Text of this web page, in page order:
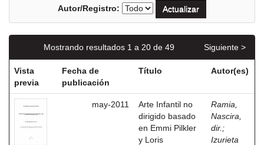
Autor/Registro:
Mostrando resultados 1 a 20 de 49 Siguiente >
Vista
previa
Fecha de
publicación
Título Autor(es)
may-2011
Arte Infantil no
dirigido basado
en Emmi Pilkler
y Loris
Ramia,
Nascira,
dir. ;
Izurieta